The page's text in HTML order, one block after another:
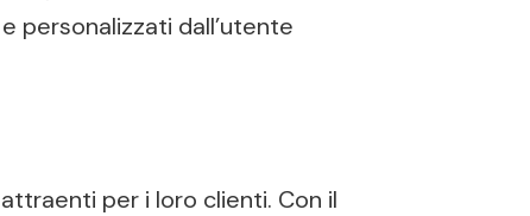
personalizzati dall’utente
per i loro clienti. Con il